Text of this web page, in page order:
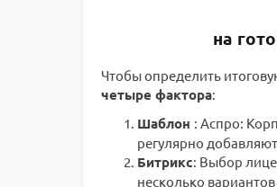
на
Чтобы определить
четыре фактора:
Шаблон : Аспро:
регулярно
Битрикс: Выбор
несколько